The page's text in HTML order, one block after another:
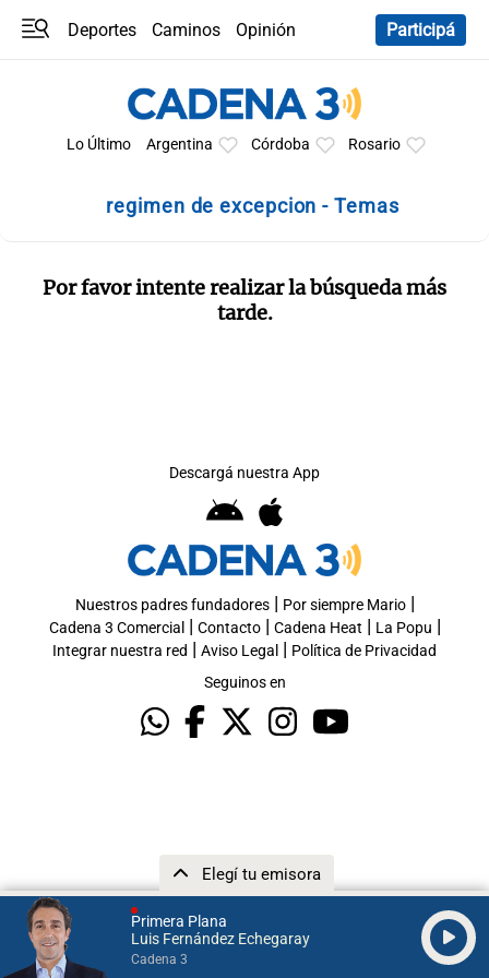
Primera Plana
Luis Fernández Echegaray
Cadena 3
Elegí tu emisora
Deportes Caminos
Opinión
Participá
Lo Último Argentina Córdoba Rosario
regimen de excepcion - Temas
Por favor intente realizar la búsqueda más
tarde.
Descargá nuestra App
Nuestros padres fundadores| Por siempre Mario|
Cadena 3 Comercial | Contacto| Cadena Heat | La Popu |
Integrar nuestra red | Aviso Legal | Política de Privacidad
Seguinos en